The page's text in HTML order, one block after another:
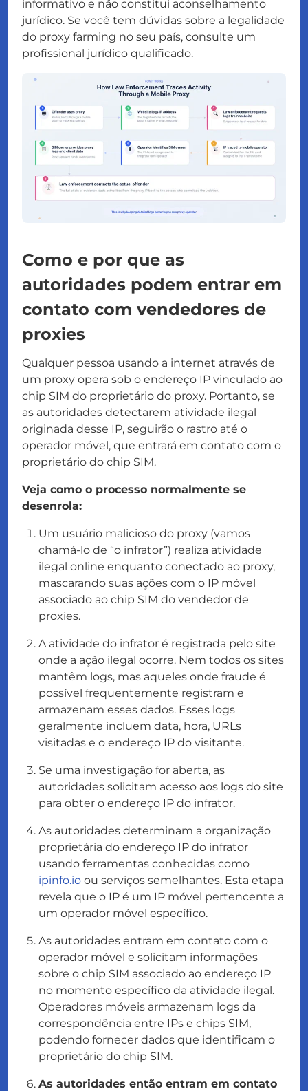
informativo e não constitui aconselhamento
jurídico. Se você tem dúvidas sobre a legalidade
do proxy farming no seu país, consulte um
profissional jurídico qualificado.
Como e por que as
autoridades podem entrar em
contato com vendedores de
proxies
Qualquer pessoa usando a internet através de
um proxy opera sob o endereço IP vinculado ao
chip SIM do proprietário do proxy. Portanto, se
as autoridades detectarem atividade ilegal
originada desse IP, seguirão o rastro até o
operador móvel, que entrará em contato com o
proprietário do chip SIM.
Veja como o processo normalmente se
desenrola:
Um usuário malicioso do proxy (vamos
chamá-lo de “o infrator”) realiza atividade
ilegal online enquanto conectado ao proxy,
mascarando suas ações com o IP móvel
associado ao chip SIM do vendedor de
proxies.
A atividade do infrator é registrada pelo site
onde a ação ilegal ocorre. Nem todos os sites
mantêm logs, mas aqueles onde fraude é
possível frequentemente registram e
armazenam esses dados. Esses logs
geralmente incluem data, hora, URLs
visitadas e o endereço IP do visitante.
Se uma investigação for aberta, as
autoridades solicitam acesso aos logs do site
para obter o endereço IP do infrator.
As autoridades determinam a organização
proprietária do endereço IP do infrator
usando ferramentas conhecidas como
ipinfo.io ou serviços semelhantes. Esta etapa
revela que o IP é um IP móvel pertencente a
um operador móvel específico.
As autoridades entram em contato com o
operador móvel e solicitam informações
sobre o chip SIM associado ao endereço IP
no momento específico da atividade ilegal.
Operadores móveis armazenam logs da
correspondência entre IPs e chips SIM,
podendo fornecer dados que identificam o
proprietário do chip SIM.
As autoridades então entram em contato